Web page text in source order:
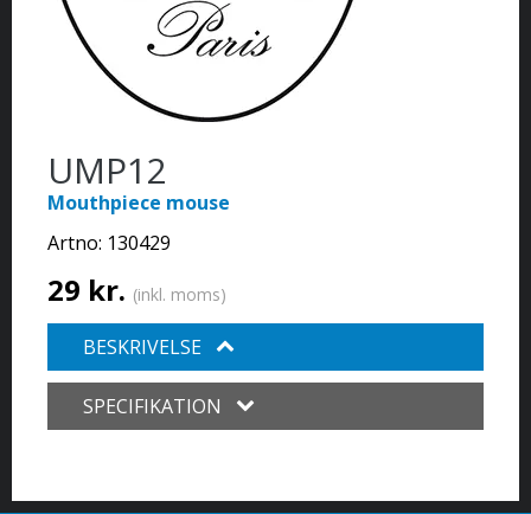
UMP12
Mouthpiece mouse
Artno: 130429
29 kr. (inkl. moms)
BESKRIVELSE
SPECIFIKATION